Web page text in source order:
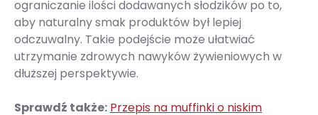
ograniczanie ilości dodawanych słodzików po to,
aby naturalny smak produktów był lepiej
odczuwalny. Takie podejście może ułatwiać
utrzymanie zdrowych nawyków żywieniowych w
dłuższej perspektywie.
Sprawdź także: Przepis na muffinki o niskim